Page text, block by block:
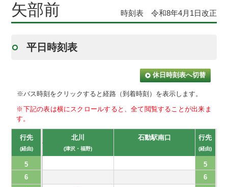
矢部前
時刻表 令和8年4月1日改正
平日時刻表
休日時刻表へ切替
※バス時刻をクリックすると経路（到着時刻）を表示します。
※下記の表は横にスクロールすると、全て閲覧することが出来ま
す。
北川 石動駅南口 行先
(津沢・福野) (経由)
5
6
行先
(経由)
5
6